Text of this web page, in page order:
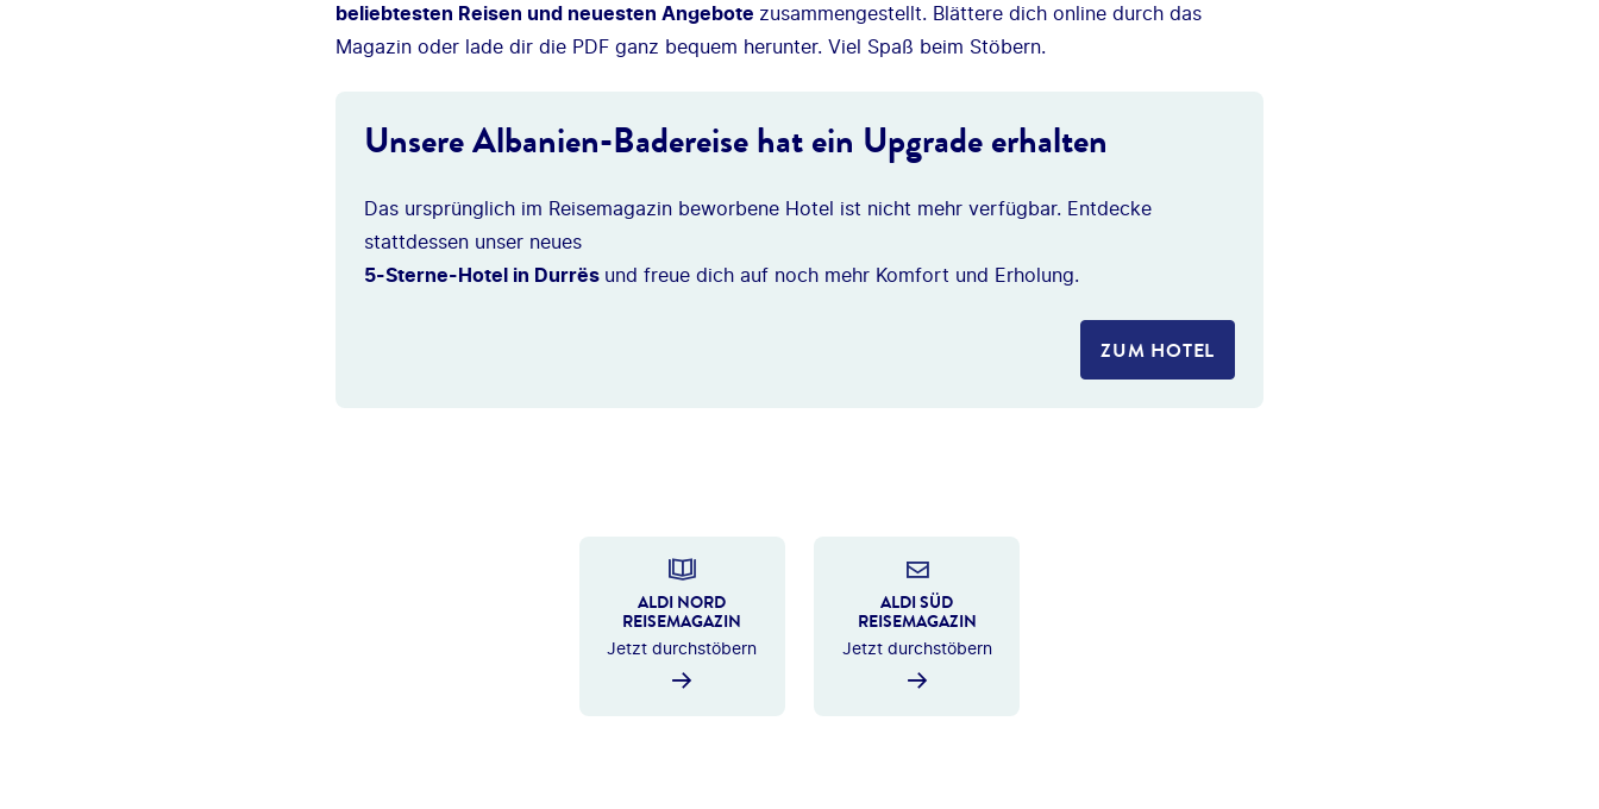
beliebtesten Reisen und neuesten Angebote zusammengestellt. Blättere dich online durch das
Magazin oder lade dir die PDF ganz bequem herunter. Viel Spaß beim Stöbern.
Unsere Albanien-Badereise hat ein Upgrade erhalten
Das ursprünglich im Reisemagazin beworbene Hotel ist nicht mehr verfügbar. Entdecke
stattdessen unser neues
5-Sterne-Hotel in Durrës und freue dich auf noch mehr Komfort und Erholung.
ZUM HOTEL
ALDI NORD
REISEMAGAZIN
Jetzt durchstöbern
ALDI SÜD
REISEMAGAZIN
Jetzt durchstöbern